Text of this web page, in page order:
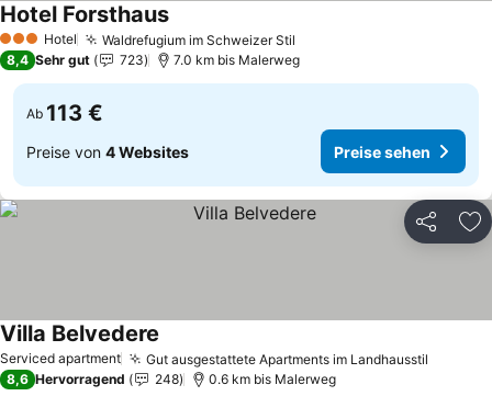
3 SterneHotel Waldrefugium im Schweizer Stil
Hotel ForsthausPreise sehen
8,4 Sehr gut 723 7.0 km bis Malerweg
Ab 113 €
Preise von 4 Websites Preise sehen
Teilen
Serviced apartment Gut ausgestattete Apartments im Landhausstil
Villa Belvedere
8,6 Hervorragend 248 0.6 km bis Malerweg